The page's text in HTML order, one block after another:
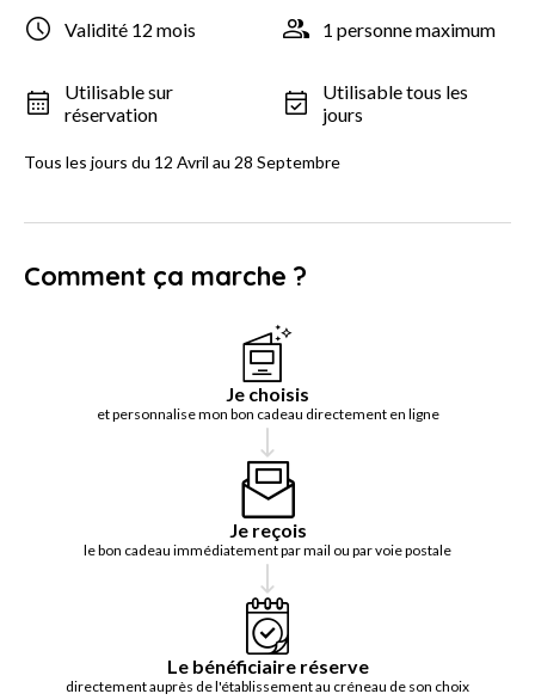
Validité 12 mois 1 personne maximum
Utilisable sur
réservation
Utilisable tous les
jours
Tous les jours du 12 Avril au 28 Septembre
Comment ça marche ?
Je choisis
et personnalise mon bon cadeau directement en ligne
Je reçois
le bon cadeau immédiatement par mail ou par voie postale
Le bénéficiaire réserve
directement auprès de l'établissement au créneau de son choix